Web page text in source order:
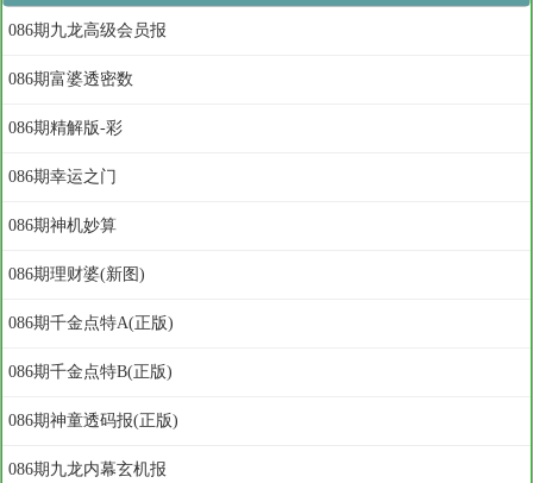
086期九龙高级会员报
086期富婆透密数
086期精解版-彩
086期幸运之门
086期神机妙算
086期理财婆(新图)
086期千金点特A(正版)
086期千金点特B(正版)
086期神童透码报(正版)
086期九龙内幕玄机报